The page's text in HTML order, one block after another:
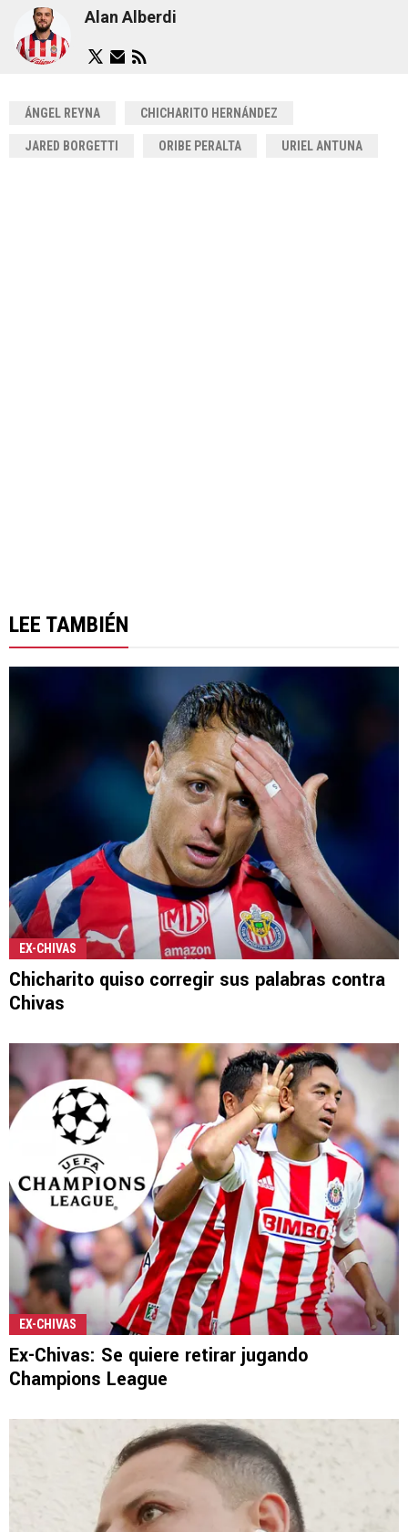
Alan Alberdi
ÁNGEL REYNA CHICHARITO HERNÁNDEZ
JARED BORGETTI ORIBE PERALTA URIEL ANTUNA
LEE TAMBIÉN
EX-CHIVAS
Chicharito quiso corregir sus palabras contra
Chivas
EX-CHIVAS
Ex-Chivas: Se quiere retirar jugando
Champions League